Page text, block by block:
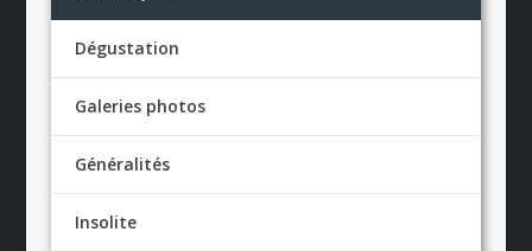
Dégustation
Galeries photos
Généralités
Insolite